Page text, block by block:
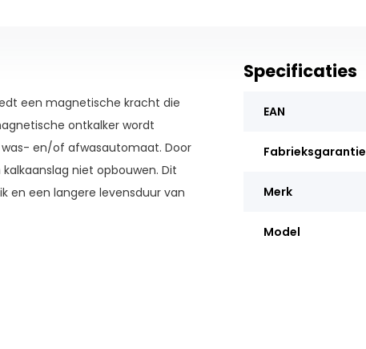
een magnetische kracht die
ontkalker wordt
en/of afwasautomaat. Door
niet opbouwen. Dit
en een langere levensduur van
een groener
Specificaties
EAN
Fabrieksgarantie
Merk
Model